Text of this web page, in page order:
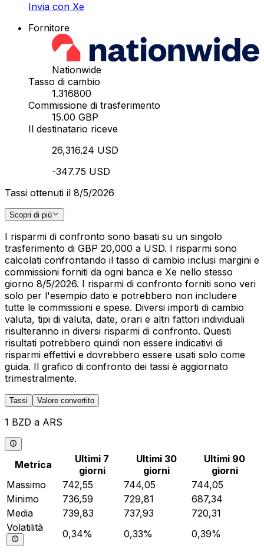
Invia con Xe
Fornitore
Nationwide
Tasso di cambio
1.316800
Commissione di trasferimento
15.00 GBP
Il destinatario riceve
26,316.24 USD
-347.75 USD
Tassi ottenuti il 8/5/2026
Scopri di più
I risparmi di confronto sono basati su un singolo
trasferimento di GBP 20,000 a USD. I risparmi sono
calcolati confrontando il tasso di cambio inclusi margini e
commissioni forniti da ogni banca e Xe nello stesso
giorno 8/5/2026. I risparmi di confronto forniti sono veri
solo per l'esempio dato e potrebbero non includere
tutte le commissioni e spese. Diversi importi di cambio
valuta, tipi di valuta, date, orari e altri fattori individuali
risulteranno in diversi risparmi di confronto. Questi
risultati potrebbero quindi non essere indicativi di
risparmi effettivi e dovrebbero essere usati solo come
guida. Il grafico di confronto dei tassi è aggiornato
trimestralmente.
Tassi Valore convertito
1 BZD a ARS
Metrica
Ultimi 7
giorni
Ultimi 30
giorni
Ultimi 90
giorni
Massimo
742,55 744,05
744,05
Minimo
736,59 729,81
687,34
Media
739,83 737,93
720,31
Volatilità
0,34% 0,33% 0,39%